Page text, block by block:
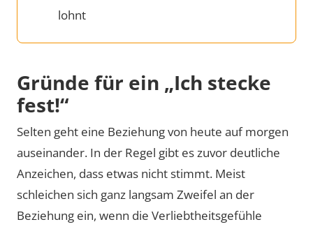
lohnt
Gründe für ein „Ich stecke
fest!“
Selten geht eine Beziehung von heute auf morgen
auseinander. In der Regel gibt es zuvor deutliche
Anzeichen, dass etwas nicht stimmt. Meist
schleichen sich ganz langsam Zweifel an der
Beziehung ein, wenn die Verliebtheitsgefühle